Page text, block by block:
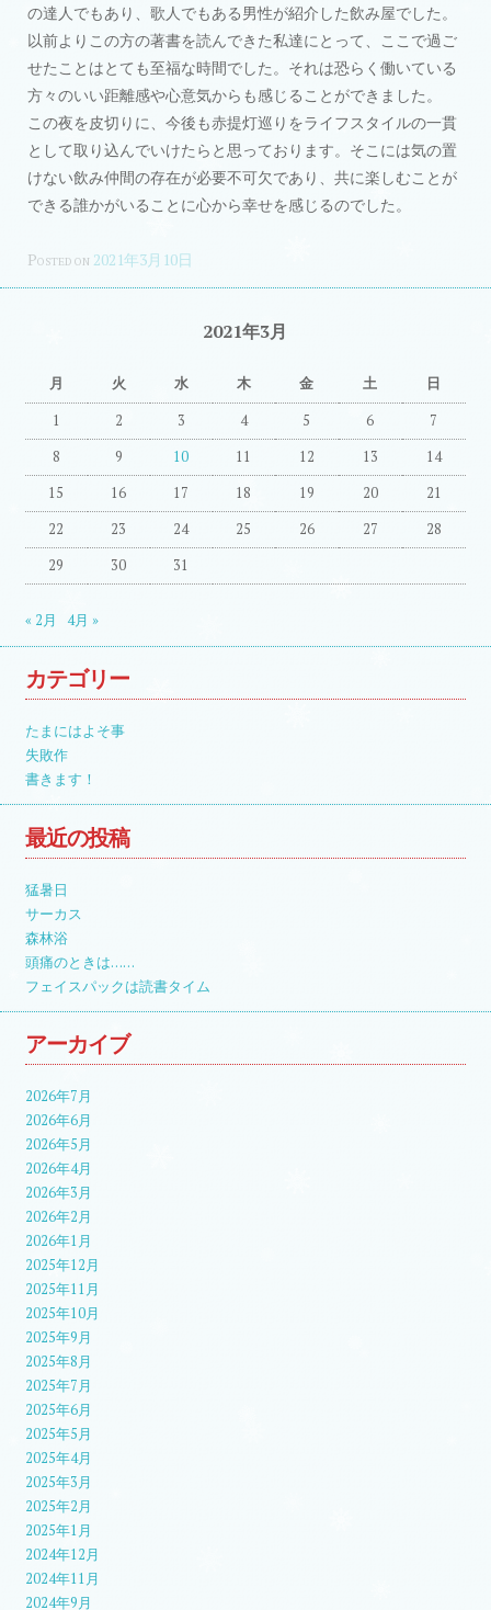
の達人でもあり、歌人でもある男性が紹介した飲み屋でした。
以前よりこの方の著書を読んできた私達にとって、ここで過ご
せたことはとても至福な時間でした。それは恐らく働いている
方々のいい距離感や心意気からも感じることができました。
この夜を皮切りに、今後も赤提灯巡りをライフスタイルの一貫
として取り込んでいけたらと思っております。そこには気の置
けない飲み仲間の存在が必要不可欠であり、共に楽しむことが
できる誰かがいることに心から幸せを感じるのでした。
Posted on 2021年3月10日
2021年3月
月 火 水 木 金 土 日
1 2 3 4 5 6
7
8
9 10 11 12 13
14
15
16 17 18 19 20
21
22
23 24 25 26 27
28
29
30 31
« 2月 4月 »
カテゴリー
たまにはよそ事
失敗作
書きます！
最近の投稿
猛暑日
サーカス
森林浴
頭痛のときは……
フェイスパックは読書タイム
アーカイブ
2026年7月
2026年6月
2026年5月
2026年4月
2026年3月
2026年2月
2026年1月
2025年12月
2025年11月
2025年10月
2025年9月
2025年8月
2025年7月
2025年6月
2025年5月
2025年4月
2025年3月
2025年2月
2025年1月
2024年12月
2024年11月
2024年9月